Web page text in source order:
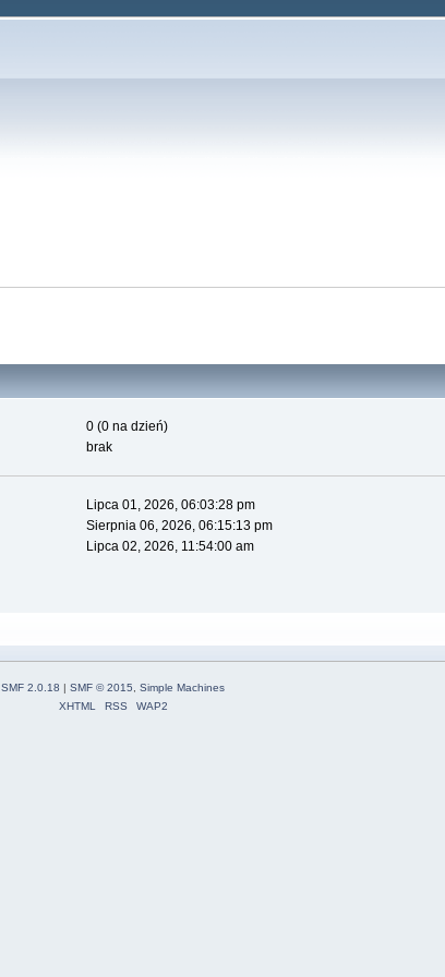
0 (0 na dzień)
brak
Lipca 01, 2026, 06:03:28 pm
Sierpnia 06, 2026, 06:15:13 pm
Lipca 02, 2026, 11:54:00 am
SMF 2.0.18 | SMF © 2015, Simple Machines
XHTML
RSS WAP2